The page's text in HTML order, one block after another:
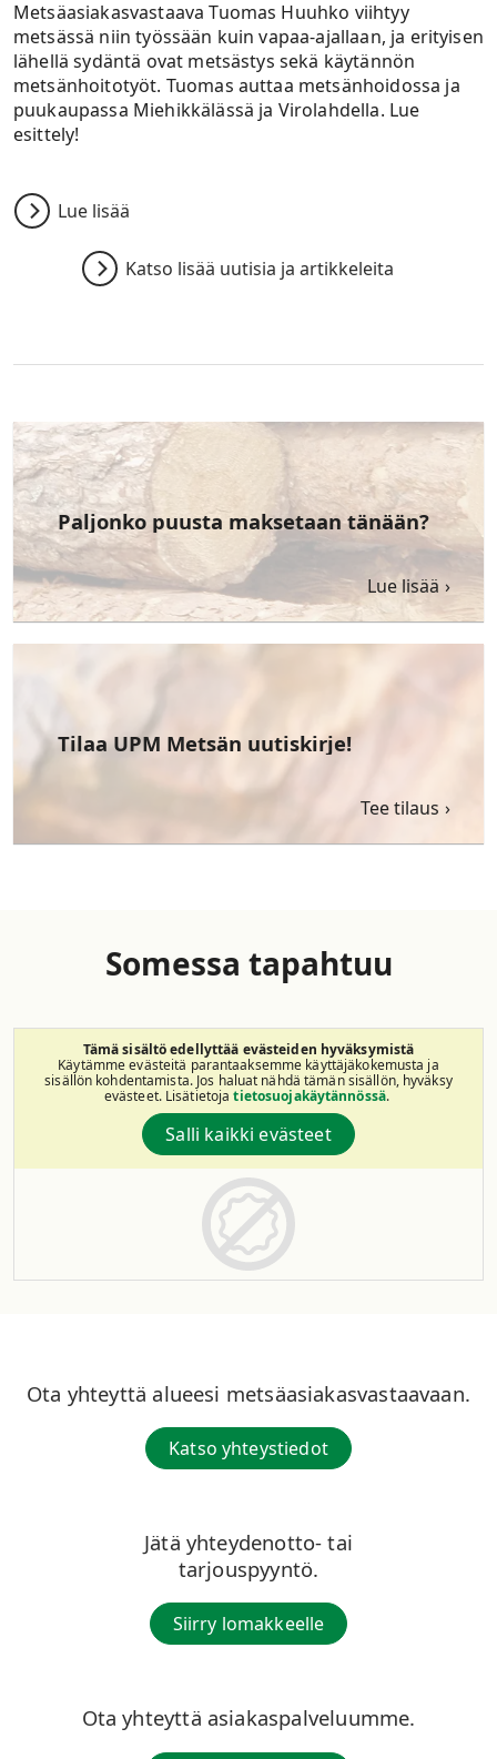
Metsäasiakasvastaava Tuomas Huuhko viihtyy
metsässä niin työssään kuin vapaa-ajallaan, ja erityisen
lähellä sydäntä ovat metsästys sekä käytännön
metsänhoitotyöt. Tuomas auttaa metsänhoidossa ja
puukaupassa Miehikkälässä ja Virolahdella. Lue
esittely!
Lue lisää
Katso lisää uutisia ja artikkeleita
Paljonko puusta maksetaan tänään?
Lue lisää
Tilaa UPM Metsän uutiskirje!
Tee tilaus
Somessa tapahtuu
Tämä sisältö edellyttää evästeiden hyväksymistä
Käytämme evästeitä parantaaksemme käyttäjäkokemusta ja
sisällön kohdentamista. Jos haluat nähdä tämän sisällön, hyväksy
evästeet. Lisätietojatietosuojakäytännössä.
Salli kaikki evästeet
Ota yhteyttä alueesi metsäasiakasvastaavaan.
Katso yhteystiedot
Jätä yhteydenotto- tai
tarjouspyyntö.
Siirry lomakkeelle
Ota yhteyttä asiakaspalveluumme.